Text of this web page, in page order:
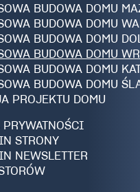
BUDOWA DOMU
BUDOWA DOMU
BUDOWA DOMU
BUDOWA DOMU
BUDOWA DOMU
BUDOWA DOMU
PROJEKTU DOMU
STRONY
NEWSLETTER